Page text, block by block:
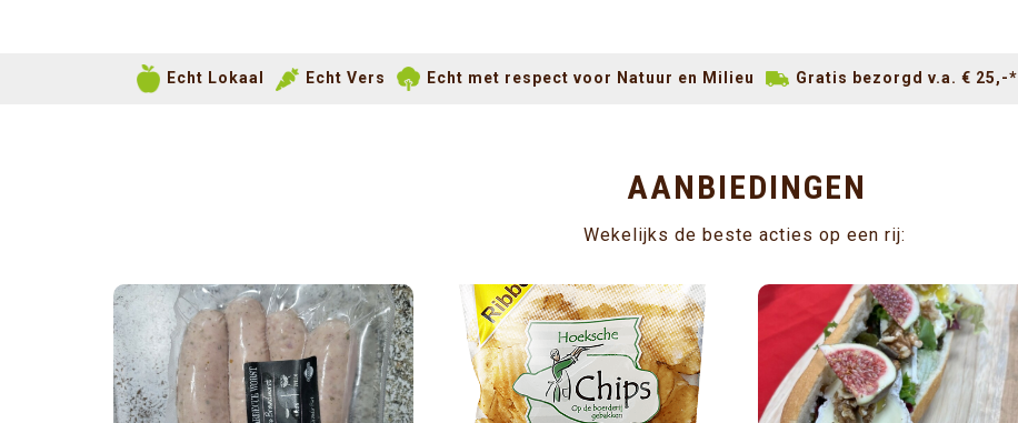
Echt Lokaal Echt Vers Echt met respect voor Natuur en Milieu Gratis bezorgd v.a. € 25,-*
AANBIEDINGEN
Wekelijks de beste acties op een rij: